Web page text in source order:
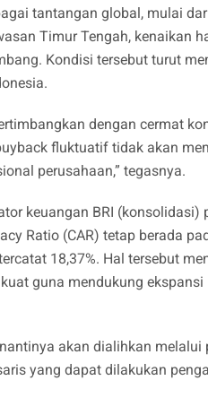
tantangan global, mulai
Timur Tengah, kenaikan
Kondisi tersebut turut
dengan cermat
fluktuatif tidak akan
perusahaan,” tegasnya.
keuangan BRI (konsolidasi)
Ratio (CAR) tetap berada
18,37%. Hal tersebut
guna mendukung
akan dialihkan melalui
yang dapat dilakukan